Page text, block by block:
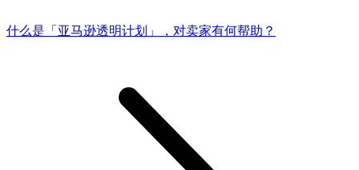
什么是「亚马逊透明计划」，对卖家有何帮助？